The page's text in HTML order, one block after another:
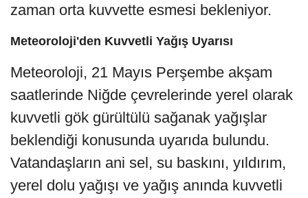
zaman orta kuvvette esmesi bekleniyor.
Meteoroloji'den Kuvvetli Yağış Uyarısı
Meteoroloji, 21 Mayıs Perşembe akşam
saatlerinde Niğde çevrelerinde yerel olarak
kuvvetli gök gürültülü sağanak yağışlar
beklendiği konusunda uyarıda bulundu.
Vatandaşların ani sel, su baskını, yıldırım,
yerel dolu yağışı ve yağış anında kuvvetli